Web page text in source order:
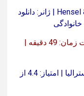
نام کارتون: هانسل و گرتل – Hensel & Gretel | ژانر: دانلود
زبان: دوبله فارسی + انگلیسی | مدت زمان: 49 دقیقه |
حجم فیلم: 500 مگابایت | محصول استرالیا | امتیاز: 4.4 از